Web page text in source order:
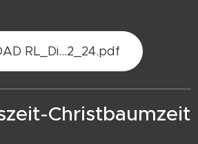
RL_Di...2_24.pdf
Christbaumzeit